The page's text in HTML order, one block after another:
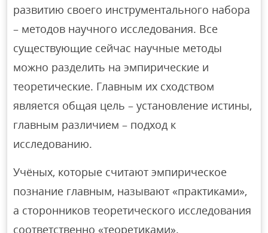
развитию своего инструментального набора
– методов научного исследования. Все
существующие сейчас научные методы
можно разделить на эмпирические и
теоретические. Главным их сходством
является общая цель – установление истины,
главным различием – подход к
исследованию.
Учёных, которые считают эмпирическое
познание главным, называют «практиками»,
а сторонников теоретического исследования
соответственно «теоретиками».